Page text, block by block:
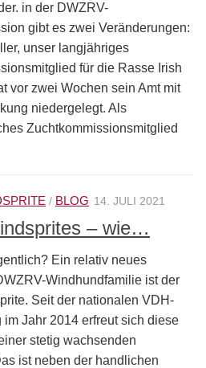
in der DWZRV-
gibt es zwei Veränderungen:
unser langjähriges
für die Rasse Irish
vor zwei Wochen sein Amt mit
niedergelegt. Als
Zuchtkommissionsmitglied
/ BLOG 14. JULI 2021
– wie…
Ein relativ neues
Windhundfamilie ist der
Seit der nationalen VDH-
im Jahr 2014 erfreut sich diese
stetig wachsenden
ist neben der handlichen